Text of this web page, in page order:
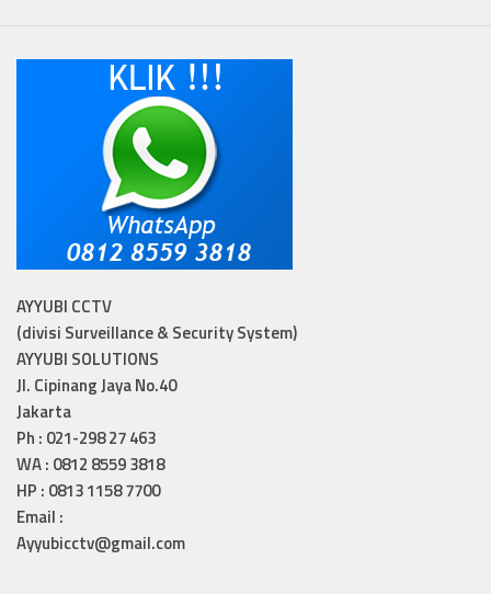
AYYUBI CCTV
(divisi Surveillance & Security System)
AYYUBI SOLUTIONS
Jl. Cipinang Jaya No.40
Jakarta
Ph : 021-298 27 463
WA : 0812 8559 3818
HP : 0813 1158 7700
Email :
Ayyubicctv@gmail.com